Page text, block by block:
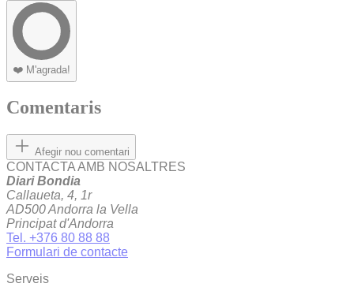
❤️ M'agrada!
Comentaris
Afegir nou comentari
CONTACTA AMB NOSALTRES
Diari Bondia
Callaueta, 4, 1r
AD500 Andorra la Vella
Principat d'Andorra
Tel. +376 80 88 88
Formulari de contacte
Serveis